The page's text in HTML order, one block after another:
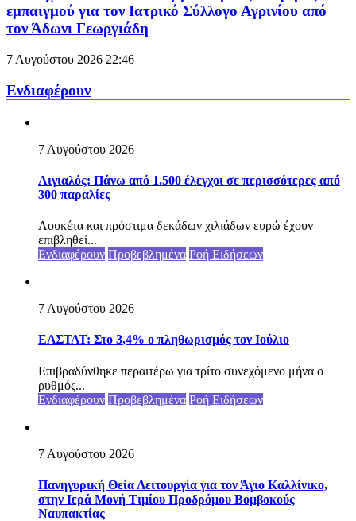
εμπαιγμού για τον Ιατρικό Σύλλογο Αγρινίου από
τον Άδωνι Γεωργιάδη
7 Αυγούστου 2026 22:46
Ενδιαφέρουν
7 Αυγούστου 2026
Αιγιαλός: Πάνω από 1.500 έλεγχοι σε περισσότερες από
300 παραλίες
Λουκέτα και πρόστιμα δεκάδων χιλιάδων ευρώ έχουν
επιβληθεί...
Ενδιαφέρουν Προβεβλημένα Ροή Ειδήσεων
7 Αυγούστου 2026
ΕΛΣΤΑΤ: Στο 3,4% ο πληθωρισμός τον Ιούλιο
Επιβραδύνθηκε περαιτέρω για τρίτο συνεχόμενο μήνα ο
ρυθμός...
Ενδιαφέρουν Προβεβλημένα Ροή Ειδήσεων
7 Αυγούστου 2026
Πανηγυρική Θεία Λειτουργία για τον Άγιο Καλλίνικο,
στην Ιερά Μονή Τιμίου Προδρόμου Βομβοκούς
Ναυπακτίας